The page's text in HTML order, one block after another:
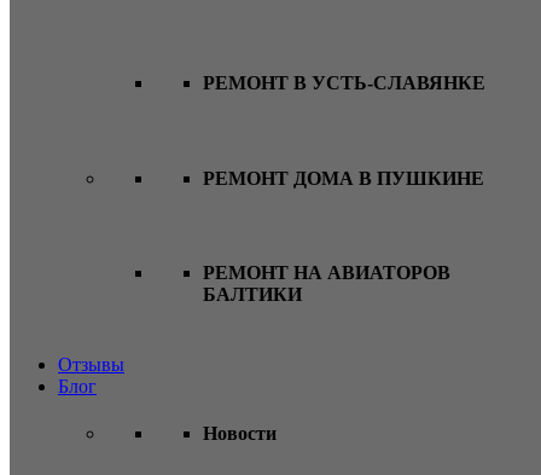
РЕМОНТ В УСТЬ-СЛАВЯНКЕ
РЕМОНТ ДОМА В ПУШКИНЕ
РЕМОНТ НА АВИАТОРОВ
БАЛТИКИ
Отзывы
Блог
Новости